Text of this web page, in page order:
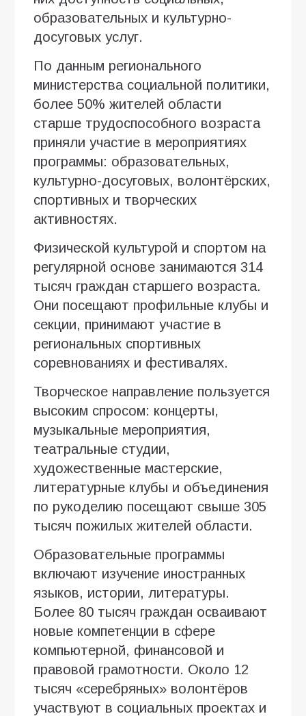
образовательных и культурно-
досуговых услуг.
По данным регионального
министерства социальной политики,
более 50% жителей области
старше трудоспособного возраста
приняли участие в мероприятиях
программы: образовательных,
культурно-досуговых, волонтёрских,
спортивных и творческих
активностях.
Физической культурой и спортом на
регулярной основе занимаются 314
тысяч граждан старшего возраста.
Они посещают профильные клубы и
секции, принимают участие в
региональных спортивных
соревнованиях и фестивалях.
Творческое направление пользуется
высоким спросом: концерты,
музыкальные мероприятия,
театральные студии,
художественные мастерские,
литературные клубы и объединения
по рукоделию посещают свыше 305
тысяч пожилых жителей области.
Образовательные программы
включают изучение иностранных
языков, истории, литературы.
Более 80 тысяч граждан осваивают
новые компетенции в сфере
компьютерной, финансовой и
правовой грамотности. Около 12
тысяч «серебряных» волонтёров
участвуют в социальных проектах и